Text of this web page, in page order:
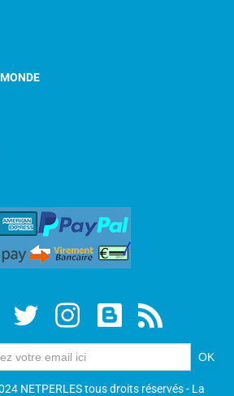
NETPERLES tous droits réservés - La